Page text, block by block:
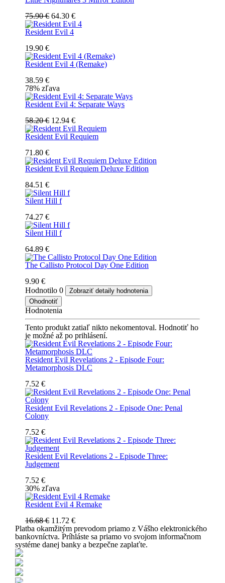
75.90 € 64.30 €
Resident Evil 4
19.90 €
Resident Evil 4 (Remake)
38.59 €
78% zľava
Resident Evil 4: Separate Ways
58.20 € 12.94 €
Resident Evil Requiem
71.80 €
Resident Evil Requiem Deluxe Edition
84.51 €
Silent Hill f
74.27 €
Silent Hill f
64.89 €
The Callisto Protocol Day One Edition
9.90 €
Hodnotilo 0
Zobraziť detaily hodnotenia
Ohodnotiť
Hodnotenia
Tento produkt zatiaľ nikto nekomentoval. Hodnotiť ho
je možné až po prihlásení.
Resident Evil Revelations 2 - Episode Four:
Metamorphosis DLC
7.52 €
Resident Evil Revelations 2 - Episode One: Penal
Colony
7.52 €
Resident Evil Revelations 2 - Episode Three:
Judgement
7.52 €
30% zľava
Resident Evil 4 Remake
16.68 € 11.72 €
Platba okamžitým prevodom priamo z Vášho elektronického
bankovníctva. Príhláste sa priamo vo svojom informačnom
systéme danej banky a bezpečne zaplaťte.